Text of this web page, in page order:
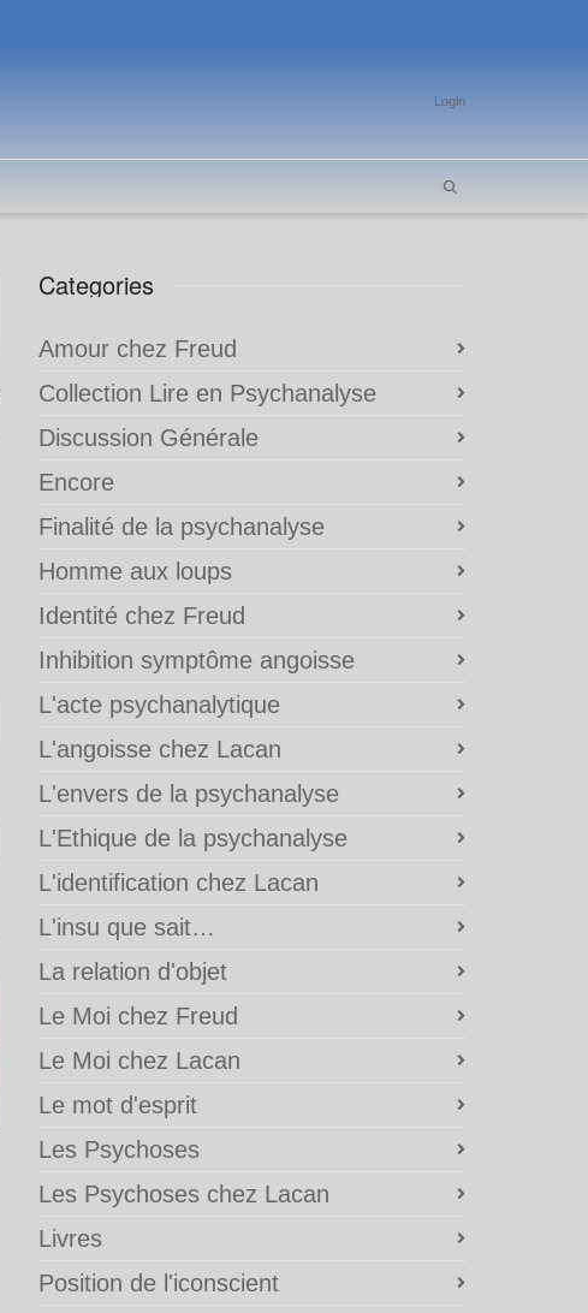
Login
Categories
Amour chez Freud
Collection Lire en Psychanalyse
Discussion Générale
Encore
Finalité de la psychanalyse
Homme aux loups
Identité chez Freud
Inhibition symptôme angoisse
L'acte psychanalytique
L'angoisse chez Lacan
L'envers de la psychanalyse
L'Ethique de la psychanalyse
L'identification chez Lacan
L'insu que sait…
La relation d'objet
Le Moi chez Freud
Le Moi chez Lacan
Le mot d'esprit
Les Psychoses
Les Psychoses chez Lacan
Livres
Position de l'iconscient